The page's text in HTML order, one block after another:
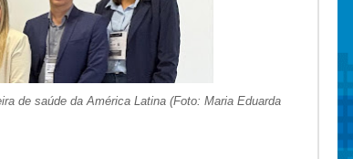
ira de saúde da América Latina (Foto: Maria Eduarda